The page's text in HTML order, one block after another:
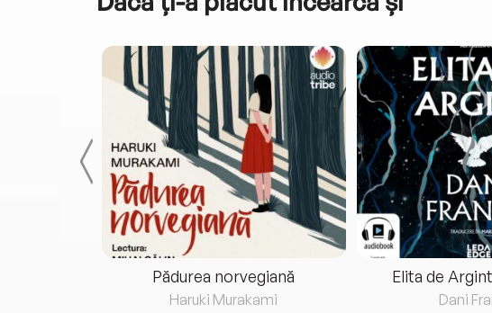
Pădurea norvegiană
Haruki Murakami
Elita de
Dani